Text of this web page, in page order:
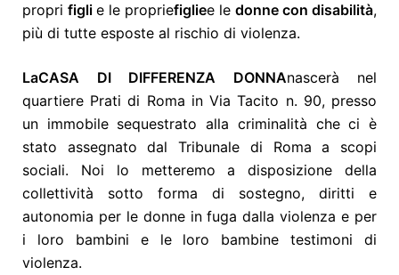
propri figli e le propriefigliee le donne con disabilità,
più di tutte esposte al rischio di violenza.
LaCASA DI DIFFERENZA DONNAnascerà nel
quartiere Prati di Roma in Via Tacito n. 90, presso
un immobile sequestrato alla criminalità che ci è
stato assegnato dal Tribunale di Roma a scopi
sociali. Noi lo metteremo a disposizione della
collettività sotto forma di sostegno, diritti e
autonomia per le donne in fuga dalla violenza e per
i loro bambini e le loro bambine testimoni di
violenza.